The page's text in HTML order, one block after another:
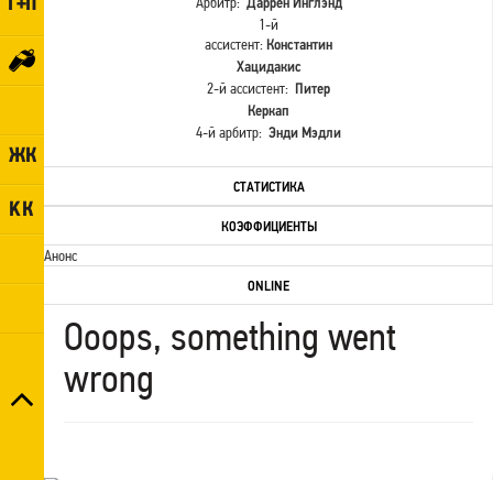
Даррен Инглэнд
1-й
ассистент: Константин
Хацидакис
2-й ассистент: Питер
Керкап
4-й арбитр: Энди Мэдли
СТАТИСТИКА
КОЭФФИЦИЕНТЫ
Анонс
ONLINE
Ooops, something went
wrong